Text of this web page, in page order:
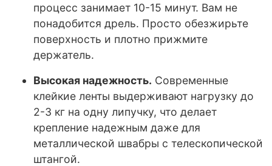
процесс занимает 10-15 минут. Вам не
понадобится дрель. Просто обезжирьте
поверхность и плотно прижмите
держатель.
Высокая надежность. Современные
клейкие ленты выдерживают нагрузку до
2-3 кг на одну липучку, что делает
крепление надежным даже для
металлической швабры с телескопической
штангой.